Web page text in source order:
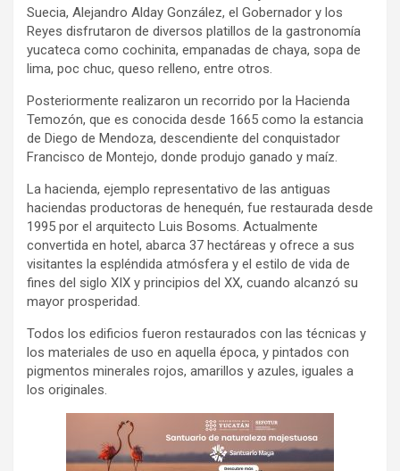
Suecia, Alejandro Alday González, el Gobernador y los
Reyes disfrutaron de diversos platillos de la gastronomía
yucateca como cochinita, empanadas de chaya, sopa de
lima, poc chuc, queso relleno, entre otros.
Posteriormente realizaron un recorrido por la Hacienda
Temozón, que es conocida desde 1665 como la estancia
de Diego de Mendoza, descendiente del conquistador
Francisco de Montejo, donde produjo ganado y maíz.
La hacienda, ejemplo representativo de las antiguas
haciendas productoras de henequén, fue restaurada desde
1995 por el arquitecto Luis Bosoms. Actualmente
convertida en hotel, abarca 37 hectáreas y ofrece a sus
visitantes la espléndida atmósfera y el estilo de vida de
fines del siglo XIX y principios del XX, cuando alcanzó su
mayor prosperidad.
Todos los edificios fueron restaurados con las técnicas y
los materiales de uso en aquella época, y pintados con
pigmentos minerales rojos, amarillos y azules, iguales a
los originales.